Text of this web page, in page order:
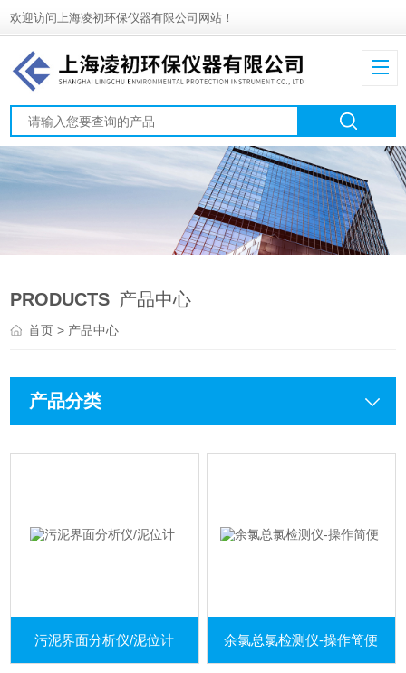
欢迎访问上海凌初环保仪器有限公司网站！
PRODUCTS 产品中心
首页> 产品中心
产品分类
污泥界面分析仪/泥位计 余氯总氯检测仪-操作简便